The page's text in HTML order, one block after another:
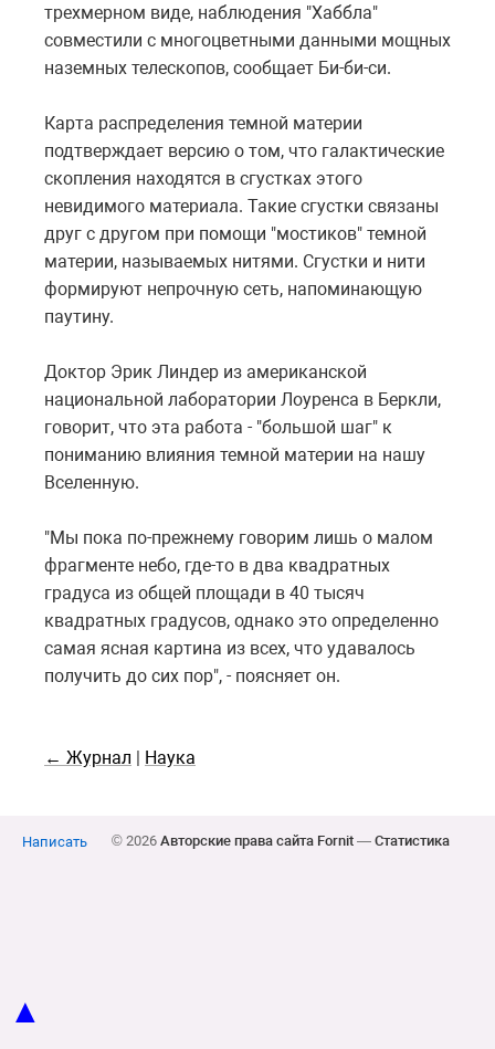
трехмерном виде, наблюдения "Хаббла"
совместили с многоцветными данными мощных
наземных телескопов, сообщает Би-би-си.
Карта распределения темной материи
подтверждает версию о том, что галактические
скопления находятся в сгустках этого
невидимого материала. Такие сгустки связаны
друг с другом при помощи "мостиков" темной
материи, называемых нитями. Сгустки и нити
формируют непрочную сеть, напоминающую
паутину.
Доктор Эрик Линдер из американской
национальной лаборатории Лоуренса в Беркли,
говорит, что эта работа - "большой шаг" к
пониманию влияния темной материи на нашу
Вселенную.
"Мы пока по-прежнему говорим лишь о малом
фрагменте небо, где-то в два квадратных
градуса из общей площади в 40 тысяч
квадратных градусов, однако это определенно
самая ясная картина из всех, что удавалось
получить до сих пор", - поясняет он.
← Журнал | Наука
Написать © 2026 Авторские права сайта Fornit— Статистика
▲